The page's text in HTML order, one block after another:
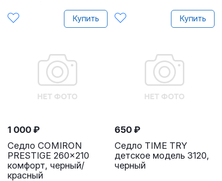
Купить Купить
Седло COMIRON
PRESTIGE 260x210
комфорт, черный/
красный
1 000₽
Седло TIME TRY
детское модель 3120,
черный
650₽